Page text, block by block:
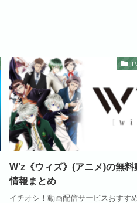
W'z《ウィズ》(アニメ)の無料
情報まとめ
イチオシ！動画配信サービスおすす